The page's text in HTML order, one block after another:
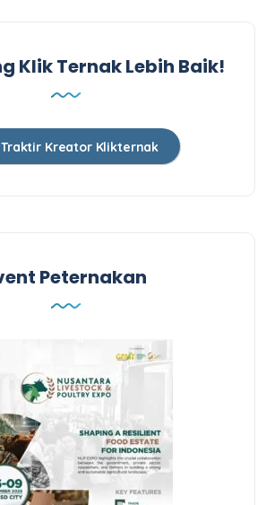
Klik Ternak Lebih Baik!
Traktir Kreator Klikternak
Peternakan